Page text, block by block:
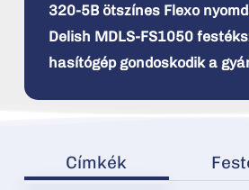
320-5B ötszínes Flexo
Delish MDLS-FS1050
hasítógép gondoskodik a
Címkék